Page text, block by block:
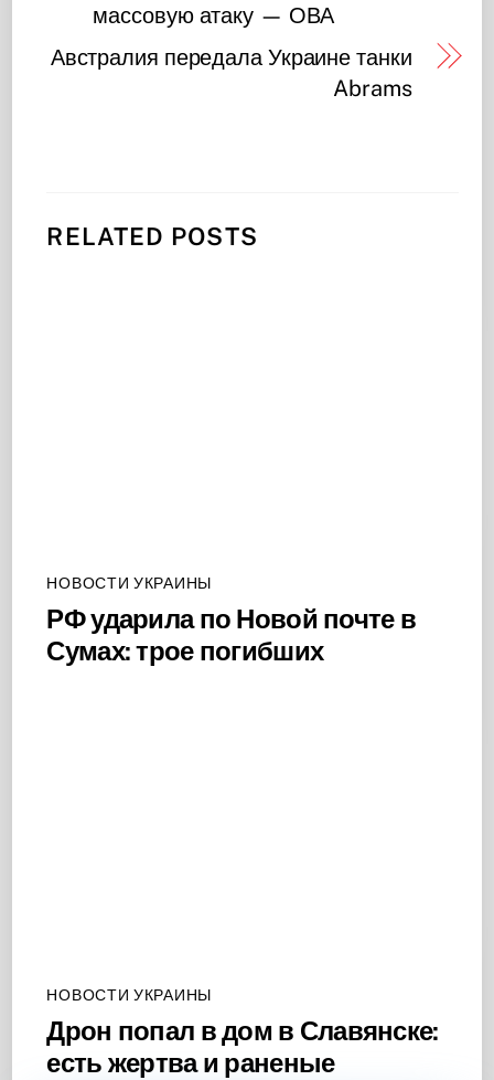
массовую атаку — ОВА
Австралия передала Украине танки
Abrams
RELATED POSTS
НОВОСТИ УКРАИНЫ
РФ ударила по Новой почте в
Сумах: трое погибших
НОВОСТИ УКРАИНЫ
Дрон попал в дом в Славянске:
есть жертва и раненые